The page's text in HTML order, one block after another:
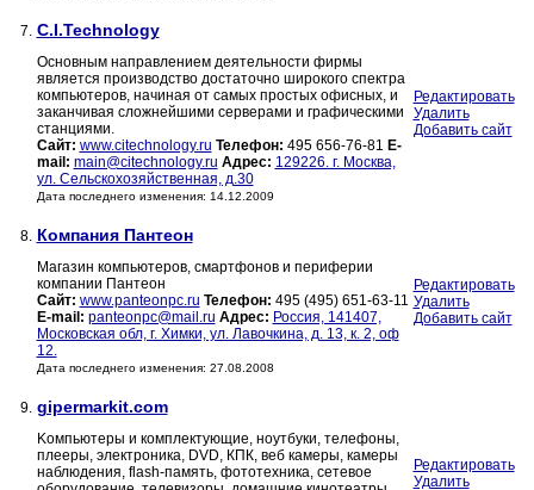
7. C.I.Technology
Основным направлением деятельности фирмы
является производство достаточно широкого спектра
компьютеров, начиная от самых простых офисных, и
заканчивая сложнейшими серверами и графическими
станциями.
Сайт: www.citechnology.ru Телефон: 495 656-76-81 E-
mail: main@citechnology.ru Адрес: 129226. г. Москва,
ул. Сельскохозяйственная, д.30
Дата последнего изменения: 14.12.2009
Редактировать
Удалить
Добавить сайт
8. Компания Пантеон
Магазин компьютеров, смартфонов и периферии
компании Пантеон
Сайт: www.panteonpc.ru Телефон: 495 (495) 651-63-11
E-mail: panteonpc@mail.ru Адрес: Россия, 141407,
Московская обл, г. Химки, ул. Лавочкина, д. 13, к. 2, оф
12.
Дата последнего изменения: 27.08.2008
Редактировать
Удалить
Добавить сайт
9. gipermarkit.com
Kомпьютеры и комплектующие, ноутбуки, телефоны,
плееры, электроника, DVD, КПК, веб камеры, камеры
наблюдения, flash-память, фототехника, сетевое
Редактировать
Удалить